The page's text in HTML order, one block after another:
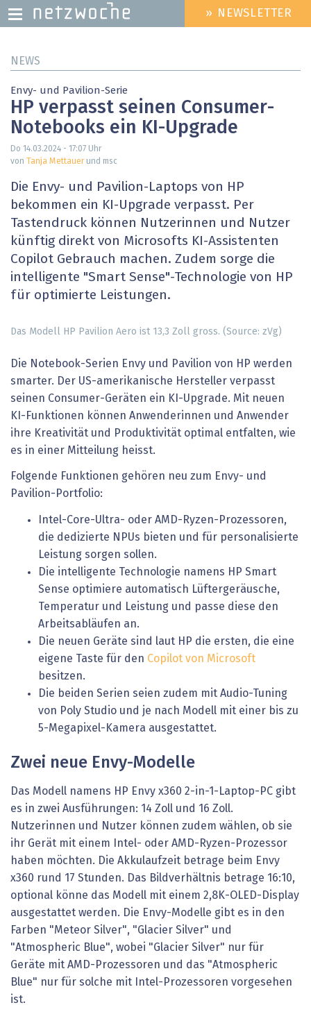
zum
HEADER
MENU
» NEWSLETTER
NEWS
Envy- und Pavilion-Serie
HP verpasst seinen Consumer-
Notebooks ein KI-Upgrade
Do 14.03.2024 - 17:07 Uhr
von
Tanja Mettauerund msc
Die Envy- und Pavilion-Laptops von HP
bekommen ein KI-Upgrade verpasst. Per
Tastendruck können Nutzerinnen und Nutzer
künftig direkt von Microsofts KI-Assistenten
Copilot Gebrauch machen. Zudem sorge die
intelligente "Smart Sense"-Technologie von HP
für optimierte Leistungen.
Das Modell HP Pavilion Aero ist 13,3 Zoll gross. (Source: zVg)
Die Notebook-Serien Envy und Pavilion von HP werden
smarter. Der US-amerikanische Hersteller verpasst
seinen Consumer-Geräten ein KI-Upgrade. Mit neuen
KI-Funktionen können Anwenderinnen und Anwender
ihre Kreativität und Produktivität optimal entfalten, wie
es in einer Mitteilung heisst.
Folgende Funktionen gehören neu zum Envy- und
Pavilion-Portfolio:
Intel-Core-Ultra- oder AMD-Ryzen-Prozessoren,
die dedizierte NPUs bieten und für personalisierte
Leistung sorgen sollen.
Die intelligente Technologie namens HP Smart
Sense optimiere automatisch Lüftergeräusche,
Temperatur und Leistung und passe diese den
Arbeitsabläufen an.
Die neuen Geräte sind laut HP die ersten, die eine
eigene Taste für den Copilot von Microsoft
besitzen.
Die beiden Serien seien zudem mit Audio-Tuning
von Poly Studio und je nach Modell mit einer bis zu
5-Megapixel-Kamera ausgestattet.
Zwei neue Envy-Modelle
Das Modell namens HP Envy x360 2-in-1-Laptop-PC gibt
es in zwei Ausführungen: 14 Zoll und 16 Zoll.
Nutzerinnen und Nutzer können zudem wählen, ob sie
ihr Gerät mit einem Intel- oder AMD-Ryzen-Prozessor
haben möchten. Die Akkulaufzeit betrage beim Envy
x360 rund 17 Stunden. Das Bildverhältnis betrage 16:10,
optional könne das Modell mit einem 2,8K-OLED-Display
ausgestattet werden. Die Envy-Modelle gibt es in den
Farben "Meteor Silver", "Glacier Silver" und
"Atmospheric Blue", wobei "Glacier Silver" nur für
Geräte mit AMD-Prozessoren und das "Atmospheric
Blue" nur für solche mit Intel-Prozessoren vorgesehen
ist.